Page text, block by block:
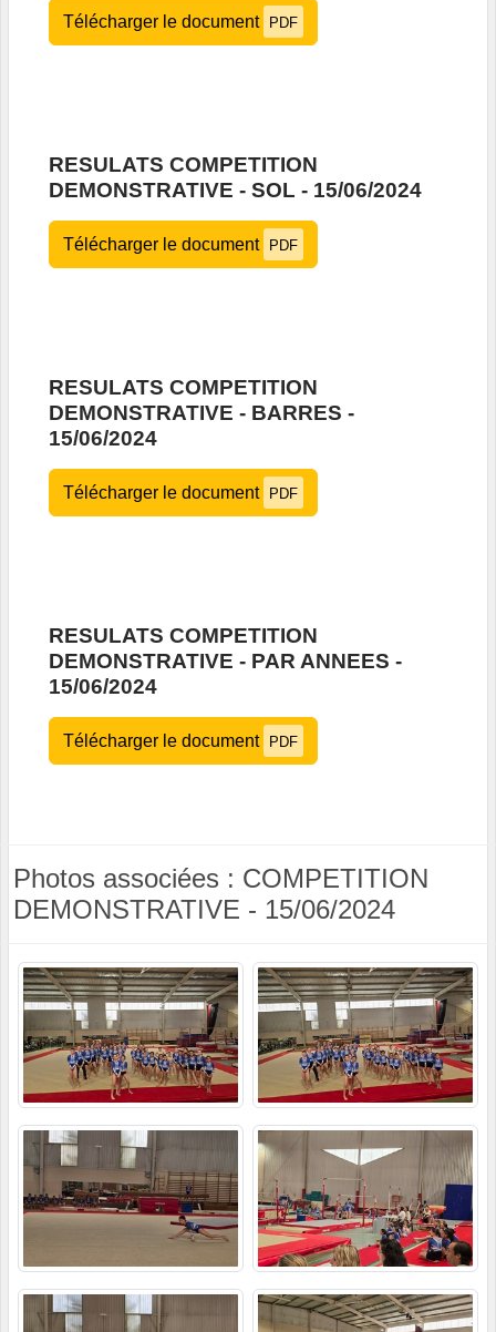
Télécharger le document PDF
RESULATS COMPETITION
DEMONSTRATIVE - SOL - 15/06/2024
Télécharger le document PDF
RESULATS COMPETITION
DEMONSTRATIVE - BARRES -
15/06/2024
Télécharger le document PDF
RESULATS COMPETITION
DEMONSTRATIVE - PAR ANNEES -
15/06/2024
Télécharger le document PDF
Photos associées : COMPETITION
DEMONSTRATIVE - 15/06/2024